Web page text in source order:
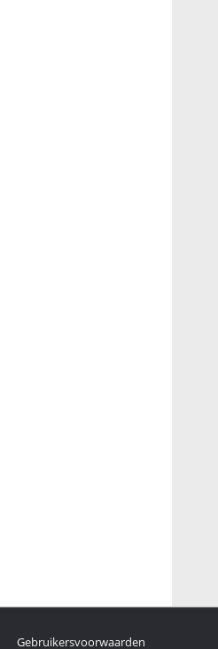
Gebruikersvoorwaarden